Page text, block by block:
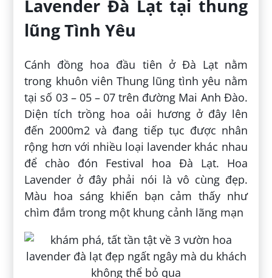
Lavender Đà Lạt tại thung
lũng Tình Yêu
Cánh đồng hoa đầu tiên ở Đà Lạt nằm
trong khuôn viên Thung lũng tình yêu nằm
tại số 03 – 05 – 07 trên đường Mai Anh Đào.
Diện tích trồng hoa oải hương ở đây lên
đến 2000m2 và đang tiếp tục được nhân
rộng hơn với nhiều loại lavender khác nhau
để chào đón Festival hoa Đà Lạt. Hoa
Lavender ở đây phải nói là vô cùng đẹp.
Màu hoa sáng khiến bạn cảm thấy như
chìm đắm trong một khung cảnh lãng mạn